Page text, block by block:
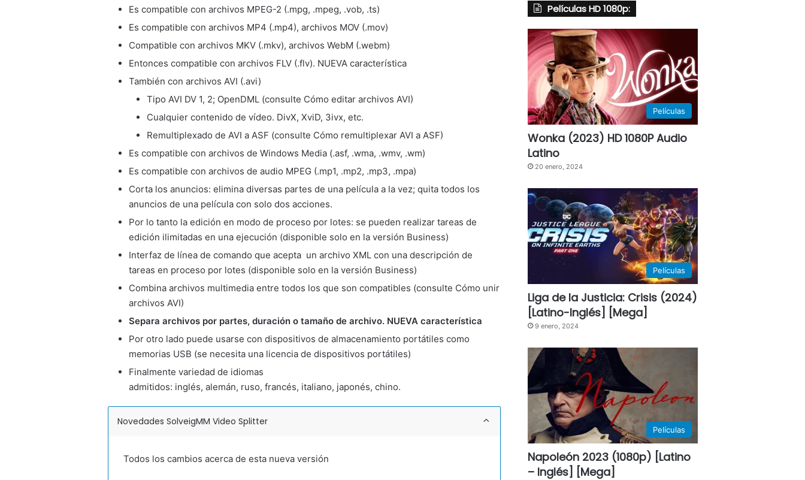
Es compatible con archivos MPEG-2 (.mpg, .mpeg, .vob, .ts)
Es compatible con archivos MP4 (.mp4), archivos MOV (.mov)
Compatible con archivos MKV (.mkv), archivos WebM (.webm)
Entonces compatible con archivos FLV (.flv). NUEVA característica
También con archivos AVI (.avi)
Tipo AVI DV 1, 2; OpenDML (consulte Cómo editar archivos AVI)
Cualquier contenido de vídeo. DivX, XviD, 3ivx, etc.
Remultiplexado de AVI a ASF (consulte Cómo remultiplexar AVI a ASF)
Es compatible con archivos de Windows Media (.asf, .wma, .wmv, .wm)
Es compatible con archivos de audio MPEG (.mp1, .mp2, .mp3, .mpa)
Corta los anuncios: elimina diversas partes de una película a la vez; quita todos los
anuncios de una película con solo dos acciones.
Por lo tanto la edición en modo de proceso por lotes: se pueden realizar tareas de
edición ilimitadas en una ejecución (disponible solo en la versión Business)
Interfaz de línea de comando que acepta un archivo XML con una descripción de
tareas en proceso por lotes (disponible solo en la versión Business)
Combina archivos multimedia entre todos los que son compatibles (consulte Cómo unir
archivos AVI)
Separa archivos por partes, duración o tamaño de archivo. NUEVA característica
Por otro lado puede usarse con dispositivos de almacenamiento portátiles como
memorias USB (se necesita una licencia de dispositivos portátiles)
Finalmente variedad de idiomas
admitidos: inglés, alemán, ruso, francés, italiano, japonés, chino.
Novedades SolveigMM Video Splitter
Todos los cambios acerca de esta nueva versión
Películas HD 1080p:
Películas
Wonka (2023) HD 1080P Audio
Latino
20 enero, 2024
Películas
Liga de la Justicia: Crisis (2024)
[Latino-Inglés] [Mega]
9 enero, 2024
Películas
Napoleón 2023 (1080p) [Latino
– Inglés] [Mega]